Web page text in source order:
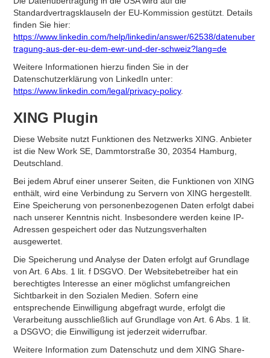
Standardvertragsklauseln der EU-Kommission gestützt. Details
finden Sie hier:
https://www.linkedin.com/help/linkedin/answer/62538/datenuber
tragung-aus-der-eu-dem-ewr-und-der-schweiz?lang=de
Weitere Informationen hierzu finden Sie in der
Datenschutzerklärung von LinkedIn unter:
https://www.linkedin.com/legal/privacy-policy.
XING Plugin
Diese Website nutzt Funktionen des Netzwerks XING. Anbieter
ist die New Work SE, Dammtorstraße 30, 20354 Hamburg,
Deutschland.
Bei jedem Abruf einer unserer Seiten, die Funktionen von XING
enthält, wird eine Verbindung zu Servern von XING hergestellt.
Eine Speicherung von personenbezogenen Daten erfolgt dabei
nach unserer Kenntnis nicht. Insbesondere werden keine IP-
Adressen gespeichert oder das Nutzungsverhalten
ausgewertet.
Die Speicherung und Analyse der Daten erfolgt auf Grundlage
von Art. 6 Abs. 1 lit. f DSGVO. Der Websitebetreiber hat ein
berechtigtes Interesse an einer möglichst umfangreichen
Sichtbarkeit in den Sozialen Medien. Sofern eine
entsprechende Einwilligung abgefragt wurde, erfolgt die
Verarbeitung ausschließlich auf Grundlage von Art. 6 Abs. 1 lit.
a DSGVO; die Einwilligung ist jederzeit widerrufbar.
Weitere Information zum Datenschutz und dem XING Share-